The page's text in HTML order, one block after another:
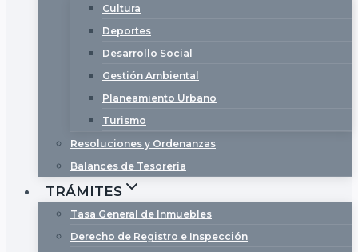
Cultura
Deportes
Desarrollo Social
Gestión Ambiental
Planeamiento Urbano
Turismo
Resoluciones y Ordenanzas
Balances de Tesorería
TRÁMITES
Tasa General de Inmuebles
Derecho de Registro e Inspección